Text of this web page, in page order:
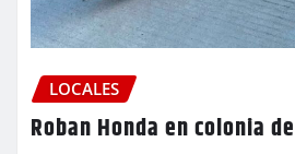
LOCALES
Roban Honda en colonia